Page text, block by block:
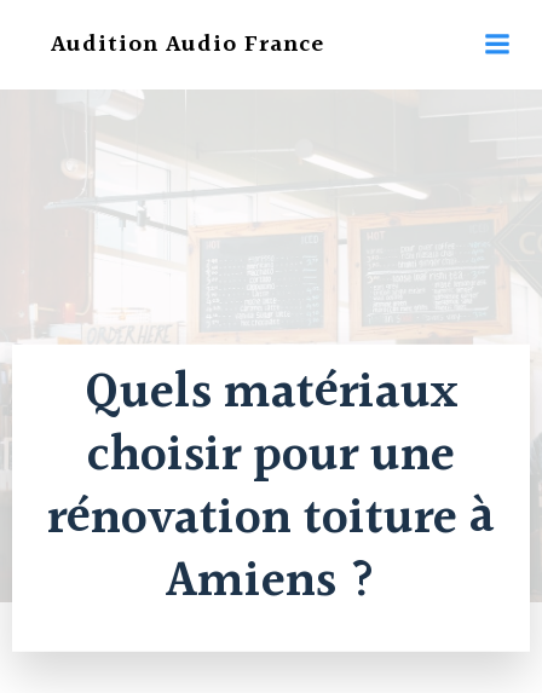
au
Audition Audio France
Quels matériaux
choisir pour une
rénovation toiture à
Amiens ?